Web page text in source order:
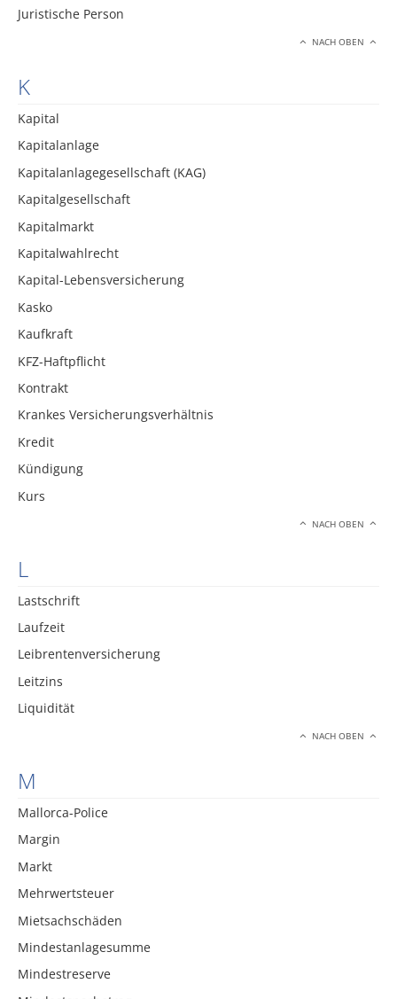
Juristische Person
NACH OBEN
K
Kapital
Kapitalanlage
Kapitalanlagegesellschaft (KAG)
Kapitalgesellschaft
Kapitalmarkt
Kapitalwahlrecht
Kapital-Lebensversicherung
Kasko
Kaufkraft
KFZ-Haftpflicht
Kontrakt
Krankes Versicherungsverhältnis
Kredit
Kündigung
Kurs
NACH OBEN
L
Lastschrift
Laufzeit
Leibrentenversicherung
Leitzins
Liquidität
NACH OBEN
M
Mallorca-Police
Margin
Markt
Mehrwertsteuer
Mietsachschäden
Mindestanlagesumme
Mindestreserve